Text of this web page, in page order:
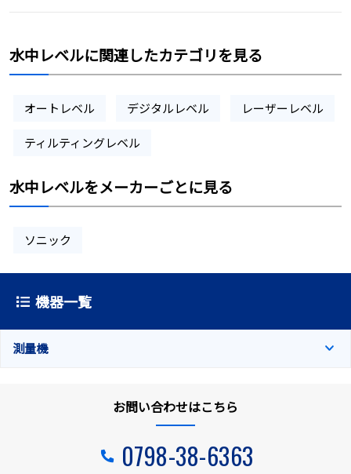
水中レベルに関連したカテゴリを見る
オートレベル デジタルレベル レーザーレベル
ティルティングレベル
水中レベルをメーカーごとに見る
ソニック
機器一覧
測量機
お問い合わせはこちら
0798-38-6363